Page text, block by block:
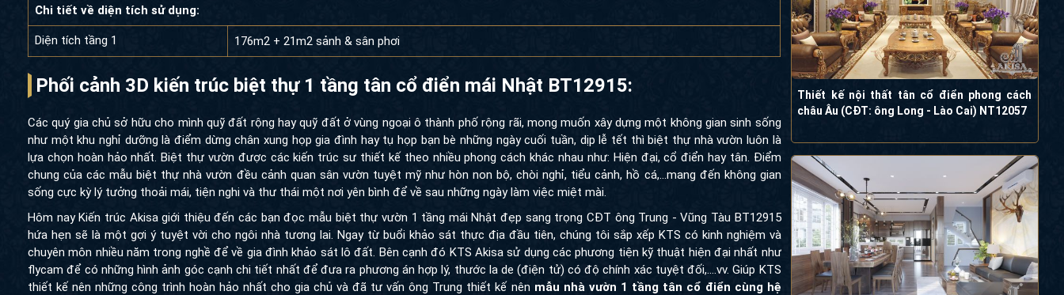
Chi tiết về diện tích sử dụng:
Diện tích tầng 1 176m2 + 21m2 sảnh & sân phơi
Phối cảnh 3D kiến trúc biệt thự 1 tầng tân cổ điển mái Nhật BT12915:
Các quý gia chủ sở hữu cho mình quỹ đất rộng hay quỹ đất ở vùng ngoại ô thành phố rộng rãi, mong muốn xây dựng một không gian sinh sống
như một khu nghỉ dưỡng là điểm dừng chân xung họp gia đình hay tụ họp bạn bè những ngày cuối tuần, dịp lễ tết thì biệt thự nhà vườn luôn là
lựa chọn hoàn hảo nhất. Biệt thự vườn được các kiến trúc sư thiết kế theo nhiều phong cách khác nhau như: Hiện đại, cổ điển hay tân. Điểm
chung của các mẫu biệt thự nhà vườn đều cảnh quan sân vườn tuyệt mỹ như hòn non bộ, chòi nghỉ, tiểu cảnh, hồ cá,...mang đến không gian
sống cực kỳ lý tưởng thoải mái, tiện nghi và thư thái một nơi yên bình để về sau những ngày làm việc miệt mài.
Hôm nay Kiến trúc Akisa giới thiệu đến các bạn đọc mẫu biệt thự vườn 1 tầng mái Nhật đẹp sang trọng CĐT ông Trung - Vũng Tàu BT12915
hứa hẹn sẽ là một gợi ý tuyệt vời cho ngôi nhà tương lai. Ngay từ buổi khảo sát thực địa đầu tiên, chúng tôi sắp xếp KTS có kinh nghiệm và
chuyên môn nhiều năm trong nghề để về gia đình khảo sát lô đất. Bên cạnh đó KTS Akisa sử dụng các phương tiện kỹ thuật hiện đại nhất như
flycam để có những hình ảnh góc cạnh chi tiết nhất để đưa ra phương án hợp lý, thước la de (điện tử) có độ chính xác tuyệt đối,....vv. Giúp KTS
thiết kế nên những công trình hoàn hảo nhất cho gia chủ và đã tư vấn ông Trung thiết kế nên mẫu nhà vườn 1 tầng tân cổ điển cùng hệ
Thiết kế nội thất tân cổ điển phong cách
châu Âu (CĐT: ông Long - Lào Cai) NT12057